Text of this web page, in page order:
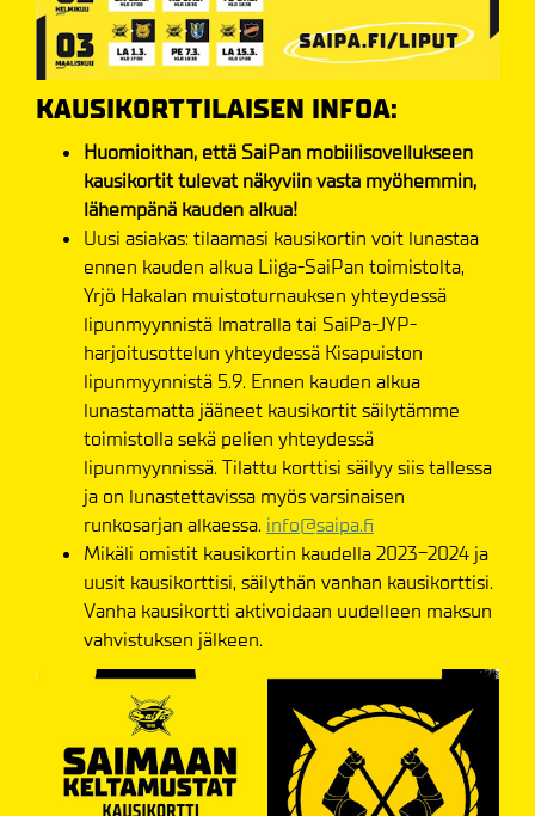
KAUSIKORTTILAISEN INFOA:
Huomioithan, että SaiPan mobiilisovellukseen
kausikortit tulevat näkyviin vasta myöhemmin,
lähempänä kauden alkua!
Uusi asiakas: tilaamasi kausikortin voit lunastaa
ennen kauden alkua Liiga-SaiPan toimistolta,
Yrjö Hakalan muistoturnauksen yhteydessä
lipunmyynnistä Imatralla tai SaiPa-JYP-
harjoitusottelun yhteydessä Kisapuiston
lipunmyynnistä 5.9. Ennen kauden alkua
lunastamatta jääneet kausikortit säilytämme
toimistolla sekä pelien yhteydessä
lipunmyynnissä. Tilattu korttisi säilyy siis tallessa
ja on lunastettavissa myös varsinaisen
runkosarjan alkaessa. info@saipa.fi
Mikäli omistit kausikortin kaudella 2023-2024 ja
uusit kausikorttisi, säilythän vanhan kausikorttisi.
Vanha kausikortti aktivoidaan uudelleen maksun
vahvistuksen jälkeen.